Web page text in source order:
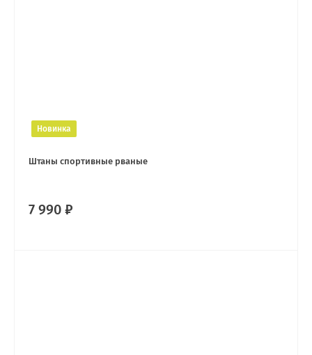
Новинка
Штаны спортивные рваные
7 990 ₽